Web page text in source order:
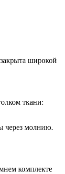
широкой
ткани:
через молнию.
комплекте